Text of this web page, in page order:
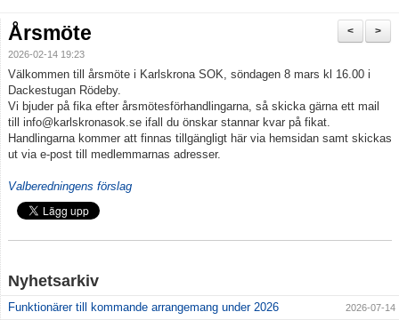
Föreningsuppgifter och öppna dokument
Grafisk profil
Klubbkläder
Gynna klubben
>
<
Årsmöte
2026-02-14 19:23
Välkommen till årsmöte i Karlskrona SOK, söndagen 8 mars kl 16.00 i
Dackestugan Rödeby.
Vi bjuder på fika efter årsmötesförhandlingarna, så skicka gärna ett mail
till info@karlskronasok.se ifall du önskar stannar kvar på fikat.
Handlingarna kommer att finnas tillgängligt här via hemsidan samt skickas
ut via e-post till medlemmarnas adresser.
Valberedningens förslag
Nyhetsarkiv
Funktionärer till kommande arrangemang under 2026 2026-07-14